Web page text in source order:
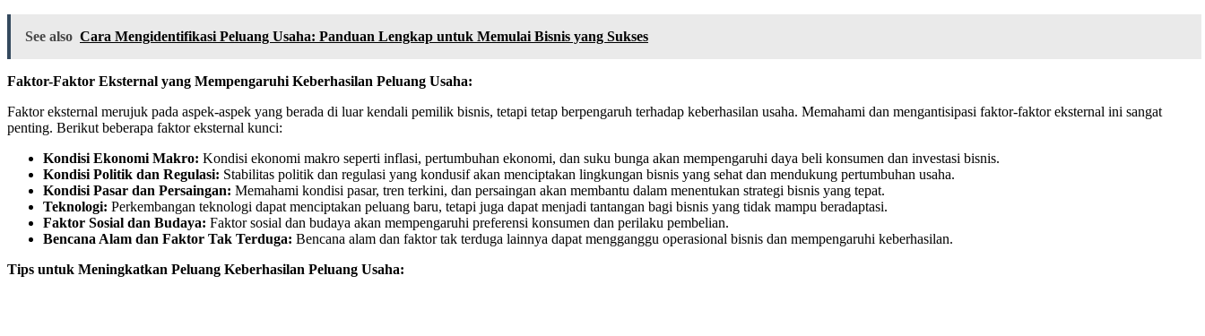
See also Cara Mengidentifikasi Peluang Usaha: Panduan Lengkap untuk Memulai Bisnis yang Sukses
Faktor-Faktor Eksternal yang Mempengaruhi Keberhasilan Peluang Usaha:
Faktor eksternal merujuk pada aspek-aspek yang berada di luar kendali pemilik bisnis, tetapi tetap berpengaruh terhadap keberhasilan usaha. Memahami dan mengantisipasi faktor-faktor eksternal ini sangat
penting. Berikut beberapa faktor eksternal kunci:
Kondisi Ekonomi Makro: Kondisi ekonomi makro seperti inflasi, pertumbuhan ekonomi, dan suku bunga akan mempengaruhi daya beli konsumen dan investasi bisnis.
Kondisi Politik dan Regulasi: Stabilitas politik dan regulasi yang kondusif akan menciptakan lingkungan bisnis yang sehat dan mendukung pertumbuhan usaha.
Kondisi Pasar dan Persaingan: Memahami kondisi pasar, tren terkini, dan persaingan akan membantu dalam menentukan strategi bisnis yang tepat.
Teknologi: Perkembangan teknologi dapat menciptakan peluang baru, tetapi juga dapat menjadi tantangan bagi bisnis yang tidak mampu beradaptasi.
Faktor Sosial dan Budaya: Faktor sosial dan budaya akan mempengaruhi preferensi konsumen dan perilaku pembelian.
Bencana Alam dan Faktor Tak Terduga: Bencana alam dan faktor tak terduga lainnya dapat mengganggu operasional bisnis dan mempengaruhi keberhasilan.
Tips untuk Meningkatkan Peluang Keberhasilan Peluang Usaha: